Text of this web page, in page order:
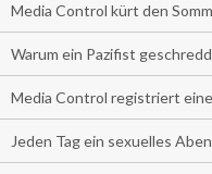
Media Control kürt den
Warum ein Pazifist
Media Control registriert
Jeden Tag ein sexuelles